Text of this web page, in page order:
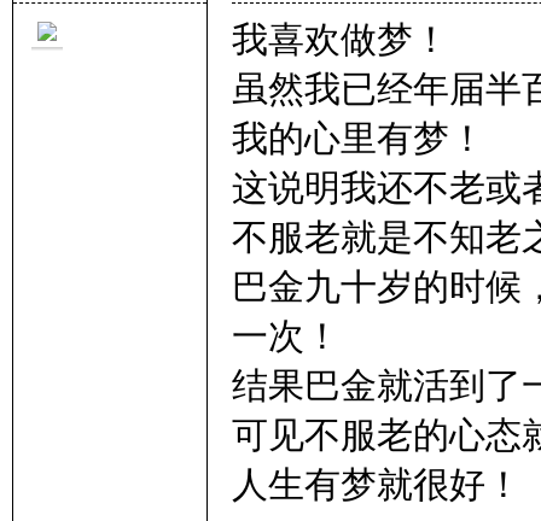
我喜欢做梦！
虽然我已经年届半
我的心里有梦！
这说明我还不老或
不服老就是不知老
巴金九十岁的时候
一次！
结果巴金就活到了
可见不服老的心态
人生有梦就很好！